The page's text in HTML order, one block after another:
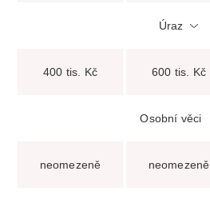
Úraz
400 tis. Kč 600 tis. Kč
Osobní věci
neomezeně neomezeně